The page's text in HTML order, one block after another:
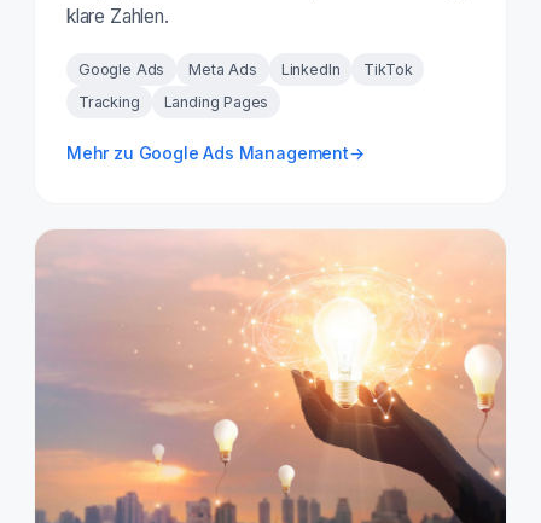
klare Zahlen.
Google Ads Meta Ads LinkedIn
TikTok
Tracking
Landing Pages
Mehr zu Google Ads Management→